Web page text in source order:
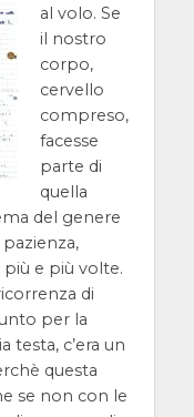
al volo. Se
il nostro
corpo,
cervello
compreso,
facesse
parte di
quella
del genere
e più volte.
di
per la
testa, c’era un
questa
se non con le